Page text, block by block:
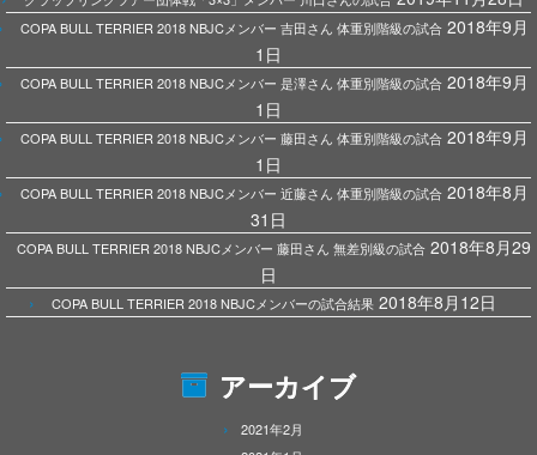
COPA BULL TERRIER 2018 NBJCメンバー 吉田さん 体重別階級の試合 2018年9月
1日
COPA BULL TERRIER 2018 NBJCメンバー 是澤さん 体重別階級の試合 2018年9月
1日
COPA BULL TERRIER 2018 NBJCメンバー 藤田さん 体重別階級の試合 2018年9月
1日
COPA BULL TERRIER 2018 NBJCメンバー 近藤さん 体重別階級の試合 2018年8月
31日
COPA BULL TERRIER 2018 NBJCメンバー 藤田さん 無差別級の試合 2018年8月29
日
COPA BULL TERRIER 2018 NBJCメンバーの試合結果 2018年8月12日
アーカイブ
2021年2月